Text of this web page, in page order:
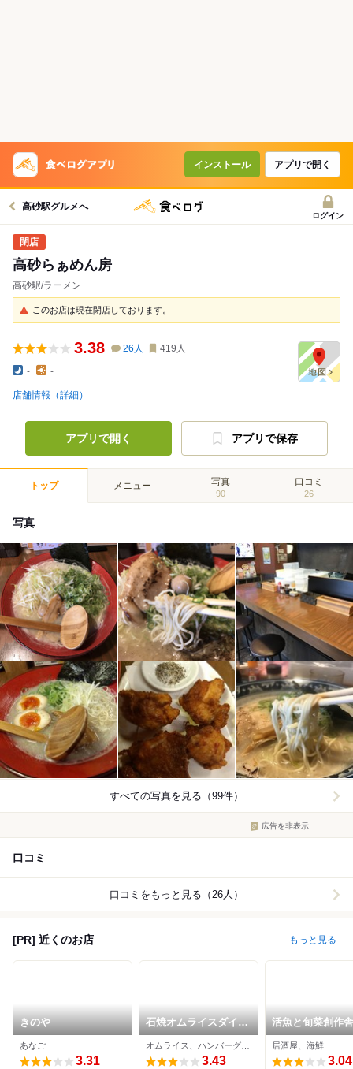
インストール アプリで開く
高砂駅グルメへ
ログイン
高砂らぁめん房
高砂駅/ラーメン
このお店は現在閉店しております。
3.38 26 人 419 人
- -
店舗情報（詳細）
アプリで開く アプリで保存
トップ メニュー 写真
90
口コミ
26
写真
すべての写真を見る（99件）
広告を非表示
口コミ
口コミをもっと見る（26人）
[PR] 近くのお店 もっと見る
きのや
あなご
3.31
石焼オムライスダイニ
ング クローバーキッ
チン
3.43
活魚と旬菜創作
さぎの家
居酒屋、海鮮
3.04